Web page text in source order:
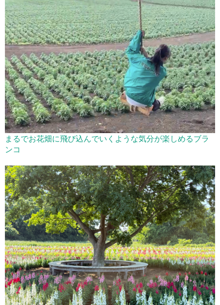
まるでお花畑に飛び込んでいくような気分が楽しめるブラ
ンコ